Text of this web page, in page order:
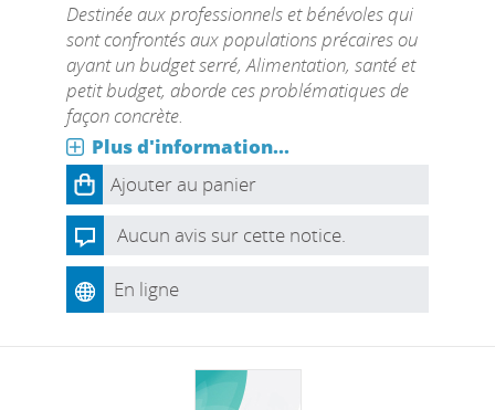
Destinée aux professionnels et bénévoles qui
sont confrontés aux populations précaires ou
ayant un budget serré, Alimentation, santé et
petit budget, aborde ces problématiques de
façon concrète.
Plus d'information...
Ajouter au panier
Aucun avis sur cette notice.
En ligne